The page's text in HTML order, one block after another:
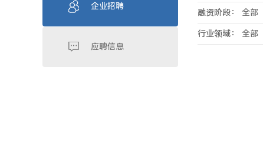
企业招聘
应聘信息
融资阶段： 全部
行业领域： 全部